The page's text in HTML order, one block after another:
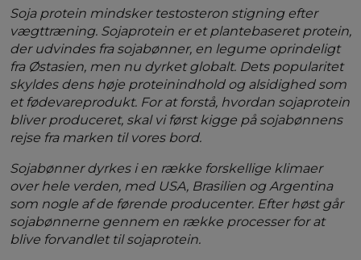
Soja protein mindsker testosteron stigning efter
vægttræning. Sojaprotein er et plantebaseret protein,
der udvindes fra sojabønner, en legume oprindeligt
fra Østasien, men nu dyrket globalt. Dets popularitet
skyldes dens høje proteinindhold og alsidighed som
et fødevareprodukt. For at forstå, hvordan sojaprotein
bliver produceret, skal vi først kigge på sojabønnens
rejse fra marken til vores bord.
Sojabønner dyrkes i en række forskellige klimaer
over hele verden, med USA, Brasilien og Argentina
som nogle af de førende producenter. Efter høst går
sojabønnerne gennem en række processer for at
blive forvandlet til sojaprotein.